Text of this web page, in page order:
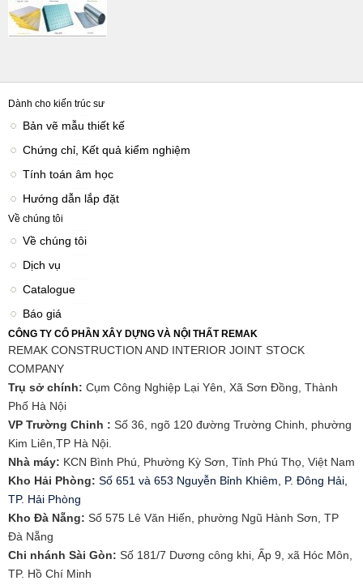
Dành cho kiến trúc sư
Bản vẽ mẫu thiết kế
Chứng chỉ, Kết quả kiểm nghiệm
Tính toán âm học
Hướng dẫn lắp đặt
Về chúng tôi
Về chúng tôi
Dịch vụ
Catalogue
Báo giá
CÔNG TY CỔ PHẦN XÂY DỰNG VÀ NỘI THẤT REMAK
REMAK CONSTRUCTION AND INTERIOR JOINT STOCK
COMPANY
Trụ sở chính: Cụm Công Nghiệp Lại Yên, Xã Sơn Đồng, Thành
Phố Hà Nội
VP Trường Chinh : Số 36, ngõ 120 đường Trường Chinh, phường
Kim Liên,TP Hà Nội.
Nhà máy: KCN Bình Phú, Phường Kỳ Sơn, Tỉnh Phú Thọ, Việt Nam
Kho Hải Phòng: Số 651 và 653 Nguyễn Bỉnh Khiêm, P. Đông Hải,
TP. Hải Phòng
​Kho Đà Nẵng: Số 575 Lê Văn Hiến, phường Ngũ Hành Sơn, TP
Đà Nẵng
Chi nhánh Sài Gòn: Số 181/7 Dương công khi, Ấp 9, xã Hóc Môn,
TP. Hồ Chí Minh